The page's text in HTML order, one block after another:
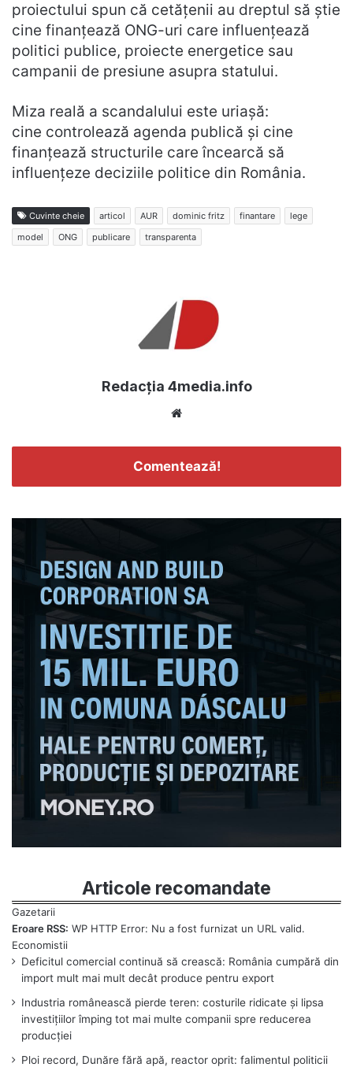
proiectului spun că cetățenii au dreptul să știe
cine finanțează ONG-uri care influențează
politici publice, proiecte energetice sau
campanii de presiune asupra statului.
Miza reală a scandalului este uriașă:
cine controlează agenda publică și cine
finanțează structurile care încearcă să
influențeze deciziile politice din România.
Cuvinte cheie articol AUR dominic fritz finantare
lege
model
ONG publicare transparenta
Redacția 4media.info
Comentează!
Articole recomandate
Eroare RSS: WP HTTP Error: Nu a fost furnizat un URL valid.
Deficitul comercial continuă să crească: România cumpără din
import mult mai mult decât produce pentru export
Industria românească pierde teren: costurile ridicate și lipsa
investițiilor împing tot mai multe companii spre reducerea
producției
Ploi record, Dunăre fără apă, reactor oprit: falimentul politicii